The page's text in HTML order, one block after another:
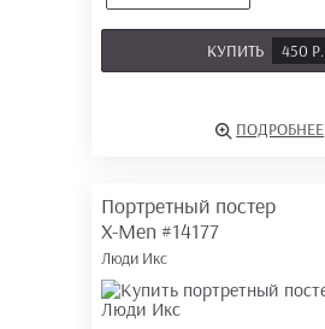
КУПИТЬ 450 Р.
ПОДРОБНЕЕ
Портретный постер
X-Men #14177
Люди Икс